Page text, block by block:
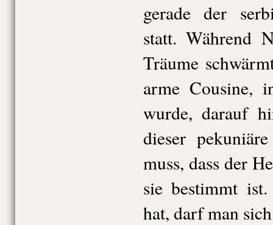
gerade der
statt. Während
Träume
arme Cousine,
wurde, darauf
dieser
muss, dass der
sie bestimmt
hat, darf man